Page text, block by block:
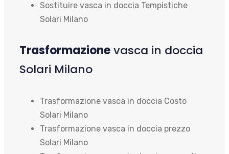
Sostituire vasca in doccia Tempistiche
Solari Milano
Trasformazionevasca in doccia
Solari Milano
Trasformazione vasca in doccia Costo
Solari Milano
Trasformazione vasca in doccia prezzo
Solari Milano